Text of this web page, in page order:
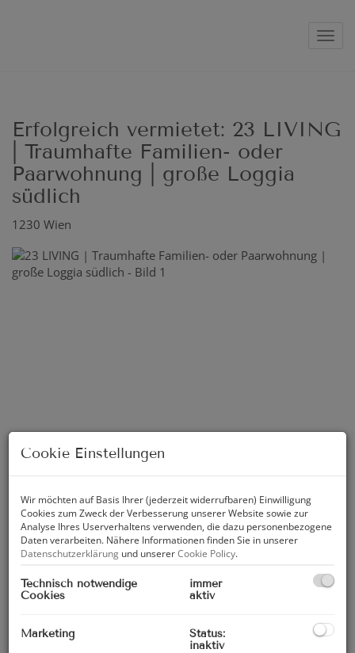
Erfolgreich vermietet: 23 LIVING
| Traumhafte Familien- oder
Paarwohnung | große Loggia
südlich
1230 Wien
Beschreibung
Cookie Einstellungen
Wir möchten auf Basis Ihrer (jederzeit widerrufbaren) Einwilligung
Cookies zum Zweck der Verbesserung unserer Website sowie zur
Analyse Ihres Userverhaltens verwenden, die dazu personenbezogene
Daten verarbeiten. Nähere Informationen finden Sie in unserer
Datenschutzerklärung und unsererCookie Policy.
Technisch notwendige
Cookies
immer
aktiv
Marketing
Status:
inaktiv